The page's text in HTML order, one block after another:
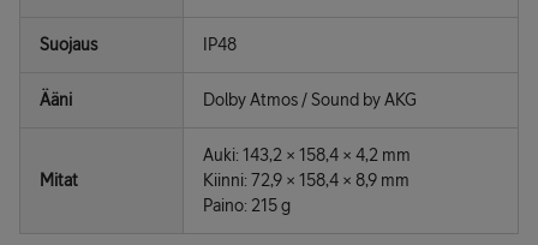
Suojaus IP48
Ääni Dolby Atmos / Sound by AKG
Mitat
Auki: 143,2 × 158,4 × 4,2 mm
Kiinni: 72,9 × 158,4 × 8,9 mm
Paino: 215 g